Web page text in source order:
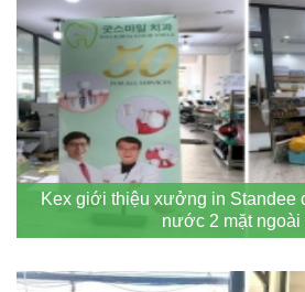
Kex giới thiệu xưởng in Standee
nước 2 mặt ngoài